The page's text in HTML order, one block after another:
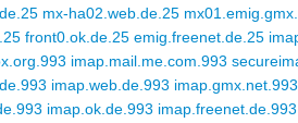
mx-ha02.web.de.25
front0.ok.de.25 emig.freenet.de.25
imap.mail.me.com.993
imap.web.de.993 imap.gmx.net.993
imap.ok.de.993 imap.freenet.de.993